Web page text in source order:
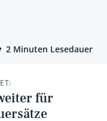
2 Minuten Lesedauer
für